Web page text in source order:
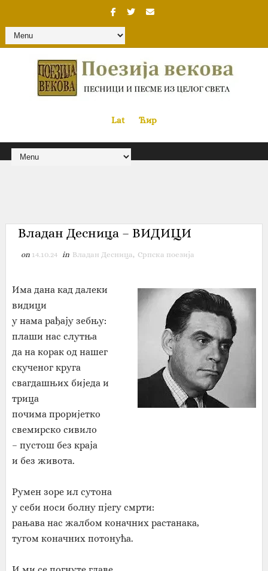
Lat« Ћир
Владан Десница – ВИДИЦИ
on 14.10.24 in Владан Десница, Српска поезија
Има дана кад далеки
видици
у нама рађају зебњу:
плаши нас слутња
да на корак од нашег
скученог круга
свагдашњих биједа и
трица
почима проријетко
свемирско сивило
– пустош без краја
и без живота.
Румен зоре ил сутона
у себи носи болну пјегу смрти:
рањава нас жалбом коначних растанака,
тугом коначних потонућа.